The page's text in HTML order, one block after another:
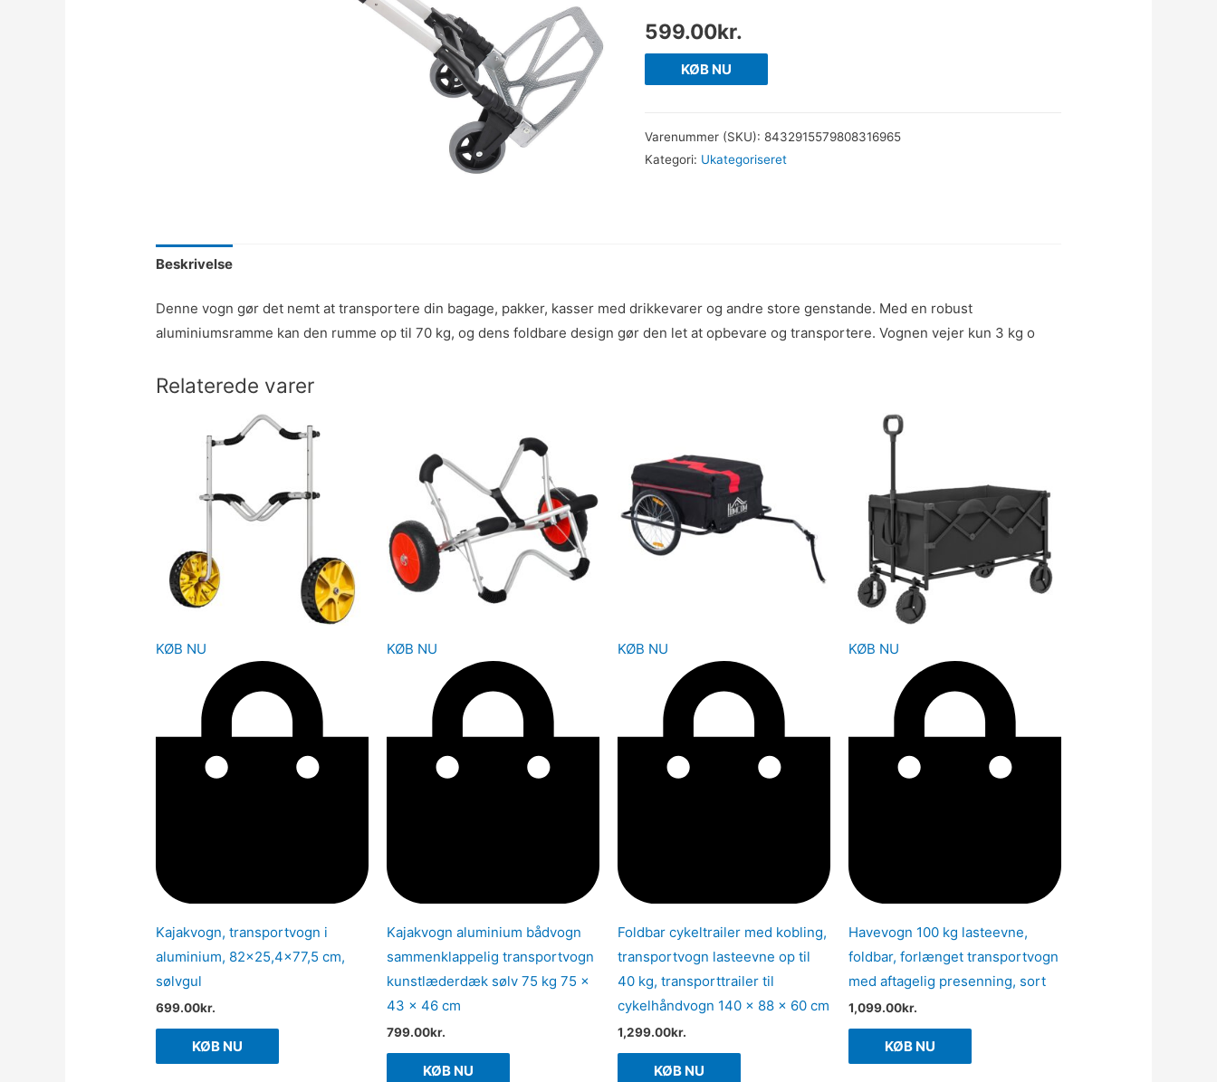
599.00kr.
KØB NU
Varenummer (SKU): 8432915579808316965
Kategori: Ukategoriseret
Beskrivelse
Denne vogn gør det nemt at transportere din bagage, pakker, kasser med drikkevarer og andre store genstande. Med en robust
aluminiumsramme kan den rumme op til 70 kg, og dens foldbare design gør den let at opbevare og transportere. Vognen vejer kun 3 kg o
Relaterede varer
KØB NU
Kajakvogn, transportvogn i
aluminium, 82×25,4×77,5 cm,
sølvgul
699.00kr.
KØB NU
KØB NU
Kajakvogn aluminium bådvogn
sammenklappelig transportvogn
kunstlæderdæk sølv 75 kg 75 x
43 x 46 cm
799.00kr.
KØB NU
KØB NU
Foldbar cykeltrailer med kobling,
transportvogn lasteevne op til
40 kg, transporttrailer til
cykelhåndvogn 140 x 88 x 60 cm
1,299.00kr.
KØB NU
KØB NU
Havevogn 100 kg lasteevne,
foldbar, forlænget transportvogn
med aftagelig presenning, sort
1,099.00kr.
KØB NU